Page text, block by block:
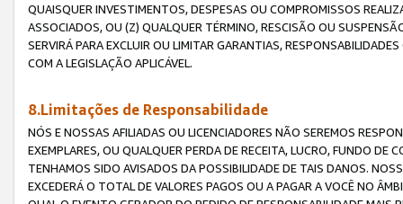
QUAISQUER INVESTIMENTOS, DESPESAS OU COMPROMISSOS
ASSOCIADOS, OU (Z) QUALQUER TÉRMINO, RESCISÃO OU
SERVIRÁ PARA EXCLUIR OU LIMITAR GARANTIAS,
COM A LEGISLAÇÃO APLICÁVEL.
8.Limitações de Responsabilidade
NÓS E NOSSAS AFILIADAS OU LICENCIADORES NÃO SEREMOS
EXEMPLARES, OU QUALQUER PERDA DE RECEITA, LUCRO, FUNDO
TENHAMOS SIDO AVISADOS DA POSSIBILIDADE DE TAIS DANOS.
EXCEDERÁ O TOTAL DE VALORES PAGOS OU A PAGAR A VOCÊ NO